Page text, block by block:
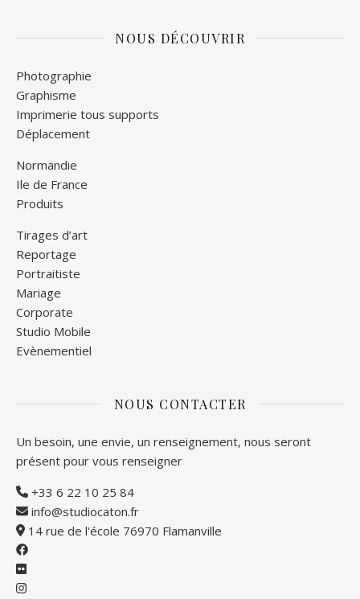
NOUS DÉCOUVRIR
Photographie
Graphisme
Imprimerie tous supports
Déplacement
Normandie
Ile de France
Produits
Tirages d’art
Reportage
Portraitiste
Mariage
Corporate
Studio Mobile
Evènementiel
NOUS CONTACTER
Un besoin, une envie, un renseignement, nous seront
présent pour vous renseigner
+33 6 22 10 25 84
info@studiocaton.fr
14 rue de l'école 76970 Flamanville